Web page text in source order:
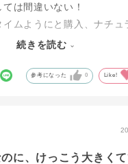
は間違いない！
ムようにと購入、ナチュ
食べれて美味しい😁
に美味しかったです。普段
続きを読む
参考になった 0 Like!
に、けっこう大きく